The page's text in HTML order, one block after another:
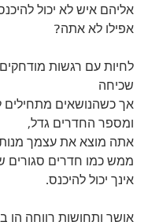
אליהם איש לא יכול
אפילו לא אתה?
לחיות עם רגשות מודחקים,
שכיחה
אך כשהנושאים מתחילים
ומספר החדרים גדל,
אתה מוצא את עצמך
ממש כמו חדרים סגורים
אינך יכול להיכנס.
אושר ותחושות רווחה הן